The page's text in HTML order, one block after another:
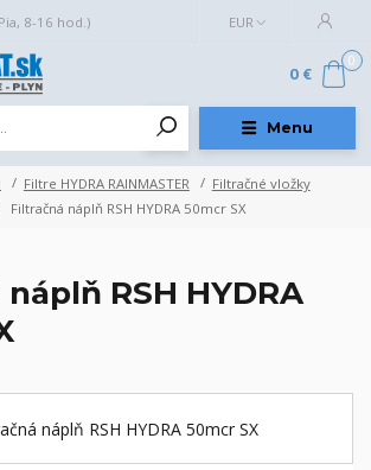
Menu
EUR
8-16 hod.)
0
0 €
Filtre HYDRA RAINMASTER
Filtračné vložky
Filtračná náplň RSH HYDRA 50mcr SX
RSH HYDRA